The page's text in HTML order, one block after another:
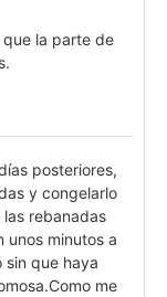
la parte de
posteriores,
y congelarlo
rebanadas
unos minutos a
sin que haya
Como me